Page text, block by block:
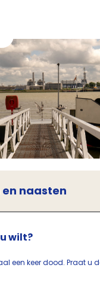
naasten
wilt?
een keer dood. Praat u